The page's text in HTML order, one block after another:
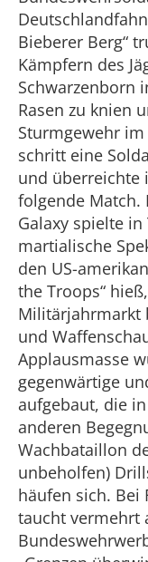
Bieberer Berg“
Kämpfern des
Schwarzenborn
Rasen zu knien
Sturmgewehr
schritt eine
und überreichte
folgende Match.
Galaxy spielte
martialische
den US-
the Troops“
Militärjahrmarkt
und
Applausmasse
gegenwärtige
aufgebaut, die
anderen
Wachbataillon
unbeholfen)
häufen sich. Bei
taucht vermehrt